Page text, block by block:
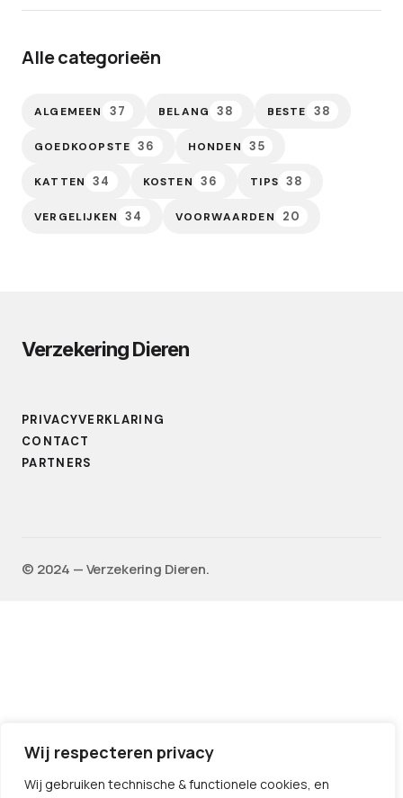
Wij respecteren privacy
Wij gebruiken technische & functionele cookies, en
Alle categorieën
ALGEMEEN 37 BELANG 38 BESTE 38
GOEDKOOPSTE 36 HONDEN 35
KATTEN 34 KOSTEN 36 TIPS 38
VERGELIJKEN 34 VOORWAARDEN 20
Verzekering Dieren
PRIVACYVERKLARING
CONTACT
PARTNERS
©️ 2024 — Verzekering Dieren.